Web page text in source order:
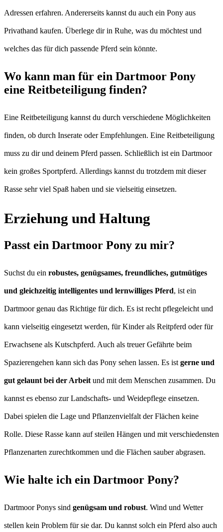
Adressen erfahren. Andererseits kannst du auch ein Pony aus
Privathand kaufen. Überlege dir in Ruhe, was du möchtest und
welches das für dich passende Pferd sein könnte.
Wo kann man für ein Dartmoor Pony
eine Reitbeteiligung finden?
Eine Reitbeteiligung kannst du durch verschiedene Möglichkeiten
finden, ob durch Inserate oder Empfehlungen. Eine Reitbeteiligung
muss zu dir und deinem Pferd passen. Schließlich ist ein Dartmoor
kein großes Sportpferd. Allerdings kannst du trotzdem mit dieser
Rasse sehr viel Spaß haben und sie vielseitig einsetzen.
Erziehung und Haltung
Passt ein Dartmoor Pony zu mir?
Suchst du ein robustes, genügsames, freundliches, gutmütiges
und gleichzeitig intelligentes und lernwilliges Pferd, ist ein
Dartmoor genau das Richtige für dich. Es ist recht pflegeleicht und
kann vielseitig eingesetzt werden, für Kinder als Reitpferd oder für
Erwachsene als Kutschpferd. Auch als treuer Gefährte beim
Spazierengehen kann sich das Pony sehen lassen. Es ist gerne und
gut gelaunt bei der Arbeit und mit dem Menschen zusammen. Du
kannst es ebenso zur Landschafts- und Weidepflege einsetzen.
Dabei spielen die Lage und Pflanzenvielfalt der Flächen keine
Rolle. Diese Rasse kann auf steilen Hängen und mit verschiedensten
Pflanzenarten zurechtkommen und die Flächen sauber abgrasen.
Wie halte ich ein Dartmoor Pony?
Dartmoor Ponys sind genügsam und robust. Wind und Wetter
stellen kein Problem für sie dar. Du kannst solch ein Pferd also auch